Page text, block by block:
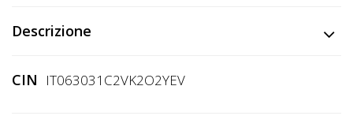
Descrizione
CIN IT063031C2VK2O2YEV